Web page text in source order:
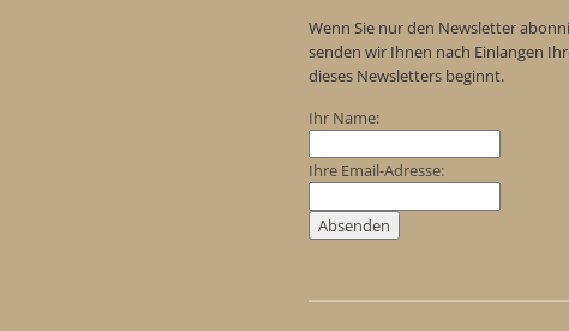
Wenn Sie nur den Newsletter
senden wir Ihnen nach Einlangen
dieses Newsletters beginnt.
Ihr Name:
Ihre Email-Adresse: